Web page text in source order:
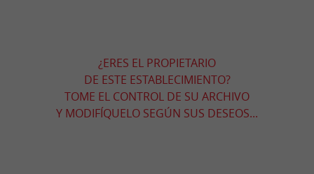
¿ERES EL PROPIETARIO
DE ESTE ESTABLECIMIENTO?
TOME EL CONTROL DE SU ARCHIVO
Y MODIFÍQUELO SEGÚN SUS DESEOS...